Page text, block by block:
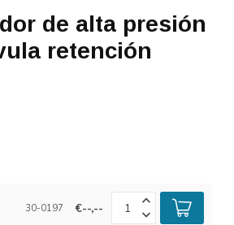
de alta presión
retención
30-0197 €--,--